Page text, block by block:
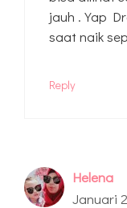
jauh . Yap
saat naik
Reply
Helena
Januari